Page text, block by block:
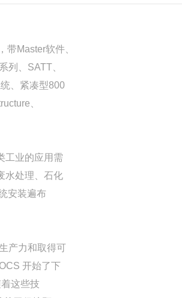
Master软件、
列、SATT、
、紧凑型800
、
工业的应用需
水处理、石化
安装遍布
产力和取得可
开始了下
这些技